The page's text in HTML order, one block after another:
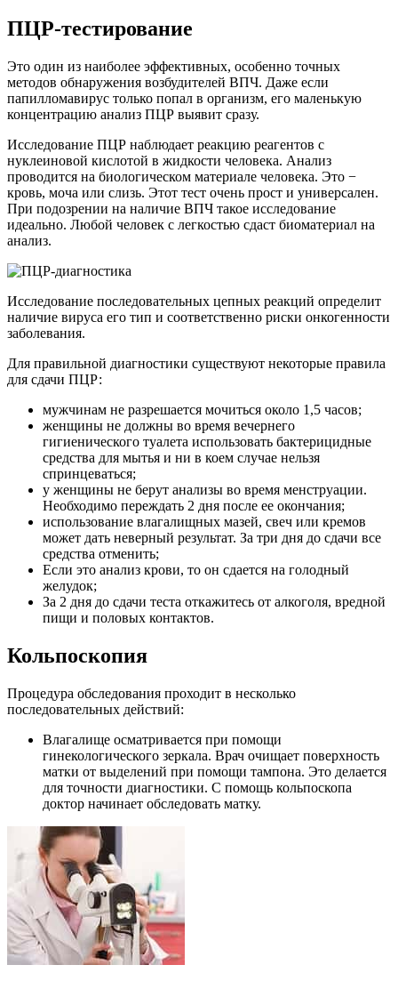
ПЦР-тестирование
Это один из наиболее эффективных, особенно точных
методов обнаружения возбудителей ВПЧ. Даже если
папилломавирус только попал в организм, его маленькую
концентрацию анализ ПЦР выявит сразу.
Исследование ПЦР наблюдает реакцию реагентов с
нуклеиновой кислотой в жидкости человека. Анализ
проводится на биологическом материале человека. Это −
кровь, моча или слизь. Этот тест очень прост и универсален.
При подозрении на наличие ВПЧ такое исследование
идеально. Любой человек с легкостью сдаст биоматериал на
анализ.
Исследование последовательных цепных реакций определит
наличие вируса его тип и соответственно риски онкогенности
заболевания.
Для правильной диагностики существуют некоторые правила
для сдачи ПЦР:
мужчинам не разрешается мочиться около 1,5 часов;
женщины не должны во время вечернего
гигиенического туалета использовать бактерицидные
средства для мытья и ни в коем случае нельзя
спринцеваться;
у женщины не берут анализы во время менструации.
Необходимо переждать 2 дня после ее окончания;
использование влагалищных мазей, свеч или кремов
может дать неверный результат. За три дня до сдачи все
средства отменить;
Если это анализ крови, то он сдается на голодный
желудок;
За 2 дня до сдачи теста откажитесь от алкоголя, вредной
пищи и половых контактов.
Кольпоскопия
Процедура обследования проходит в несколько
последовательных действий:
Влагалище осматривается при помощи
гинекологического зеркала. Врач очищает поверхность
матки от выделений при помощи тампона. Это делается
для точности диагностики. С помощь кольпоскопа
доктор начинает обследовать матку.